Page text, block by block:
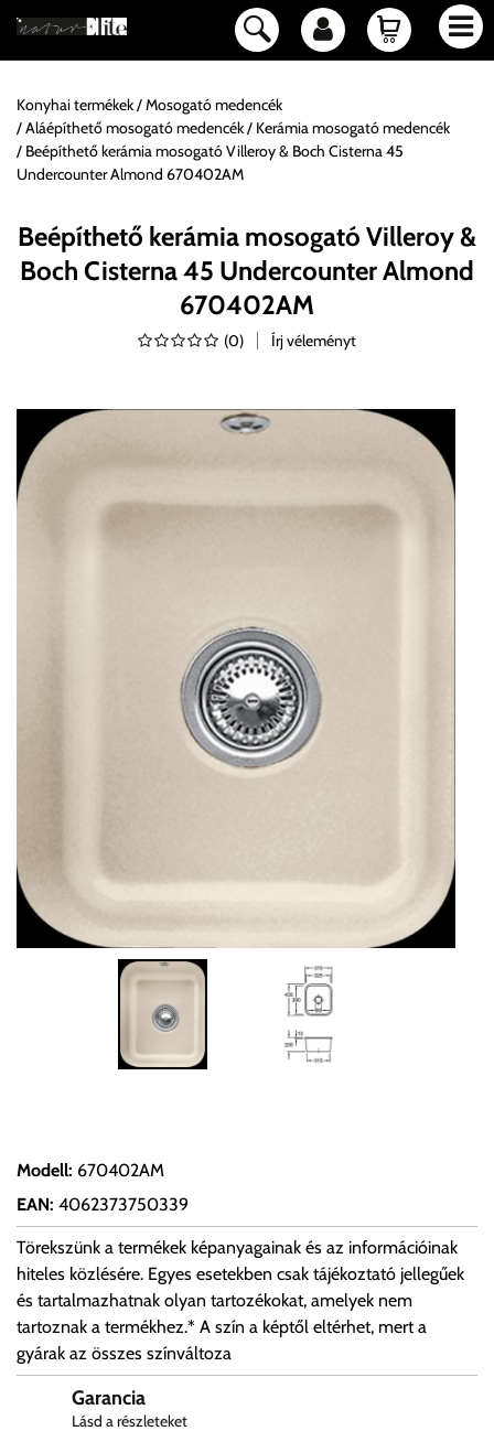
Konyhai termékek
Mosogató medencék
Aláépíthető mosogató medencék
Kerámia mosogató medencék
Beépíthető kerámia mosogató Villeroy & Boch Cisterna 45
Undercounter Almond 670402AM
Beépíthető kerámia mosogató Villeroy &
Boch Cisterna 45 Undercounter Almond
670402AM
(0) Írj véleményt
Modell: 670402AM
EAN: 4062373750339
Törekszünk a termékek képanyagainak és az információinak
hiteles közlésére. Egyes esetekben csak tájékoztató jellegűek
és tartalmazhatnak olyan tartozékokat, amelyek nem
tartoznak a termékhez.* A szín a képtől eltérhet, mert a
gyárak az összes színváltoza
Garancia
Lásd a részleteket